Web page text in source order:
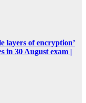
layers of encryption’
in 30 August exam |